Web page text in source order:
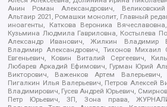
Анин Роман Александрович,
Альтаир 2021, Ромашки монолит, Главный
иноагенты, Каткова Вероника
Кузьмина Людмила Гавриловна, Костылева
Александр Иванович, Жилкин Владимир
Владимир Александрович, Тихонов Михаил
Евгеньевич, Ковин Виталий Сергеевич,
Любарев Аркадий Ефимович, Гурман Юрий
Викторович, Важенков Артем
Пигалкин Илья Валерьевич, Петров Алексей
Владимирович, Гусев Андрей Юрьевич,
Петр Юрьевич, ЗП, Зона права,